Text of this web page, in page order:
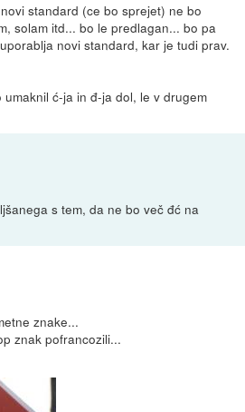
standard (ce bo sprejet) ne bo
solam itd... bo le predlagan... bo pa
novi standard, kar je tudi prav.
ć-ja in đ-ja dol, le v drugem
s tem, da ne bo več đć na
znake...
znak pofrancozili...